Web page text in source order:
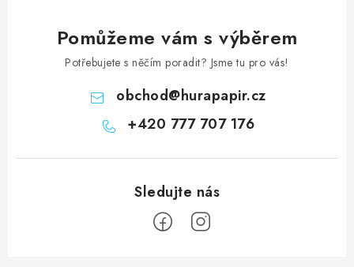
Pomůžeme vám s výběrem
Potřebujete s něčím poradit? Jsme tu pro vás!
obchod@hurapapir.cz
+420 777 707 176